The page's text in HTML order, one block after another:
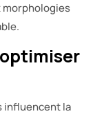
morphologies
influencent la